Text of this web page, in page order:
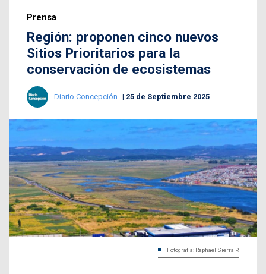
Prensa
Región: proponen cinco nuevos
Sitios Prioritarios para la
conservación de ecosistemas
Diario Concepción 25 de Septiembre 2025
Fotografía: Raphael Sierra P.